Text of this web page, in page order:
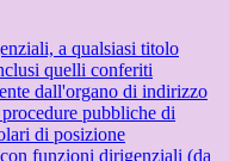
a qualsiasi titolo
quelli conferiti
dall'organo di indirizzo
pubbliche di
di posizione
funzioni dirigenziali (da